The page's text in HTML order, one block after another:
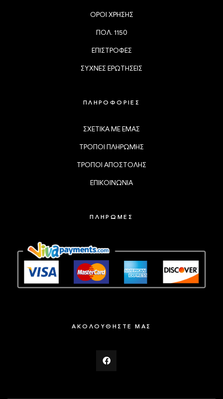
ΟΡΟΙ ΧΡΗΣΗΣ
ΠΟΛ. 1150
ΕΠΙΣΤΡΟΦΕΣ
ΣΥΧΝΕΣ ΕΡΩΤΗΣΕΙΣ
ΠΛΗΡΟΦΟΡΙΕΣ
ΣΧΕΤΙΚΑ ΜΕ ΕΜΑΣ
ΤΡΟΠΟΙ ΠΛΗΡΩΜΗΣ
ΤΡΟΠΟΙ ΑΠΟΣΤΟΛΗΣ
ΕΠΙΚΟΙΝΩΝΙΑ
ΠΛΗΡΩΜΕΣ
ΑΚΟΛΟΥΘΗΣΤΕ ΜΑΣ